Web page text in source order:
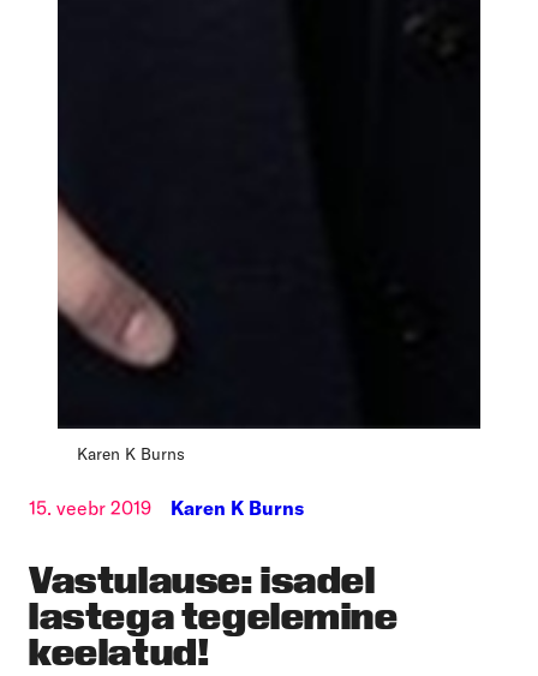
Karen K Burns
Vastulause: isadel
lastega tegelemine
keelatud!
15. veebr 2019 Karen K Burns